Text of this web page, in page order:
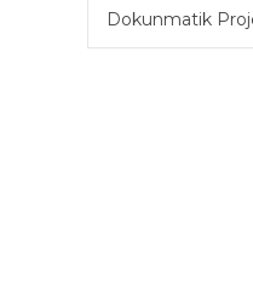
Dokunmatik